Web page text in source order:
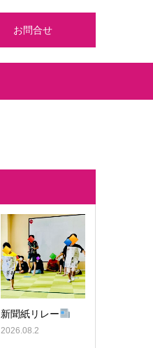
お問合せ
新聞紙リレー
2026.08.2